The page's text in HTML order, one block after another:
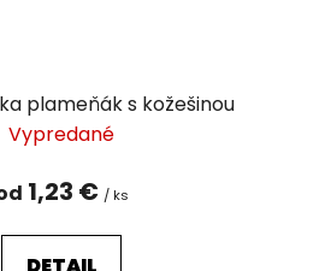
plameňák s kožešinou
Vypredané
1,23 € / ks
DETAIL